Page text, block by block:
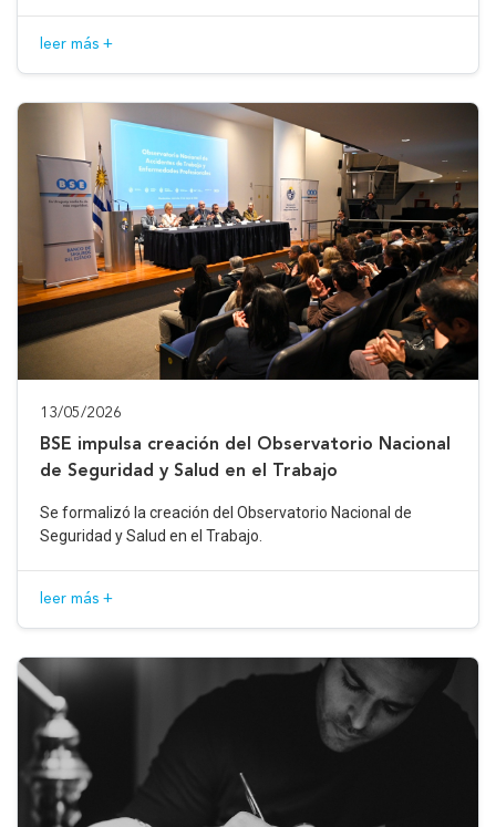
leer más +
13/05/2026
BSE impulsa creación del Observatorio Nacional
de Seguridad y Salud en el Trabajo
Se formalizó la creación del Observatorio Nacional de
Seguridad y Salud en el Trabajo.
leer más +